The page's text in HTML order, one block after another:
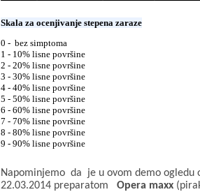
Skala za ocenjivanje stepena zaraze
0 - bez simptoma
1 - 10% lisne površine
2 - 20% lisne površine
3 - 30% lisne površine
4 - 40% lisne površine
5 - 50% lisne površine
6 - 60% lisne površine
7 - 70% lisne površine
8 - 80% lisne površine
9 - 90% lisne površine
Napominjemo da
je u ovom demo
22.03.2014 preparatom
Opera maxx